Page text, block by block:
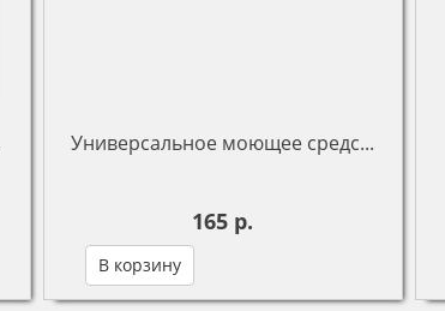
Универсальное моющее средс...
165 р.
В корзину